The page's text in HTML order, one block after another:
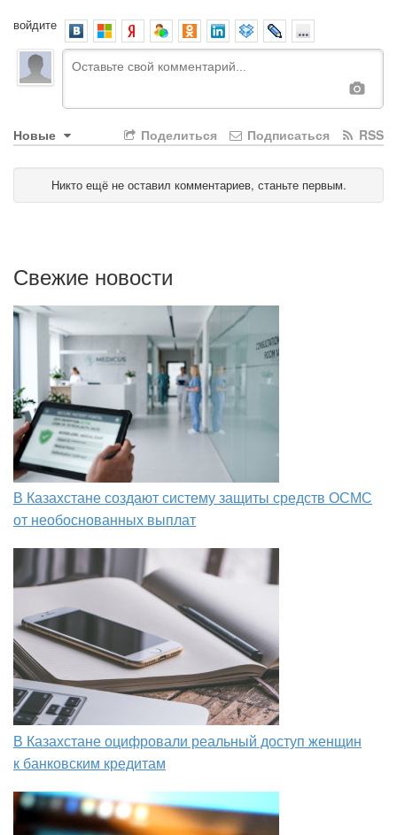
войдите
Новые RSS
Подписаться
Поделиться
Никто ещё не оставил комментариев, станьте первым.
Свежие новости
В Казахстане создают систему защиты средств ОСМС
от необоснованных выплат
В Казахстане оцифровали реальный доступ женщин
к банковским кредитам